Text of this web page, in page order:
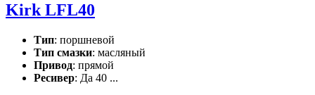
Kirk LFL40
Тип: поршневой
Тип смазки: масляный
Привод: прямой
Ресивер: Да 40 ...